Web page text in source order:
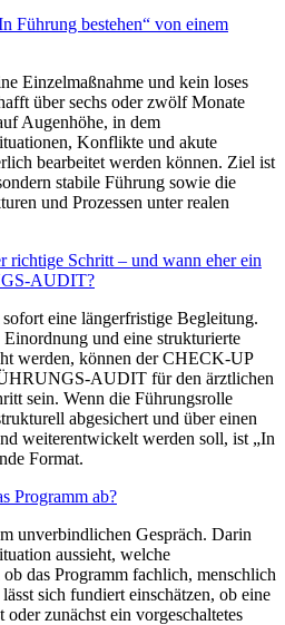
Führung bestehen“ von einem
Einzelmaßnahme und kein loses
über sechs oder zwölf Monate
Augenhöhe, in dem
Konflikte und akute
bearbeitet werden können. Ziel ist
stabile Führung sowie die
und Prozessen unter realen
richtige Schritt – und wann eher ein
AUDIT?
eine längerfristige Begleitung.
und eine strukturierte
werden, können der CHECK-UP
AUDIT für den ärztlichen
sein. Wenn die Führungsrolle
abgesichert und über einen
weiterentwickelt werden soll, ist „In
Format.
Programm ab?
unverbindlichen Gespräch. Darin
aussieht, welche
das Programm fachlich, menschlich
sich fundiert einschätzen, ob eine
zunächst ein vorgeschaltetes